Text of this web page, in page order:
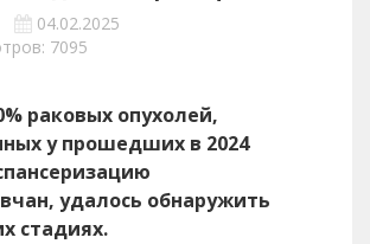
04.02.2025
7095
раковых опухолей,
у прошедших в 2024
удалось обнаружить
стадиях.